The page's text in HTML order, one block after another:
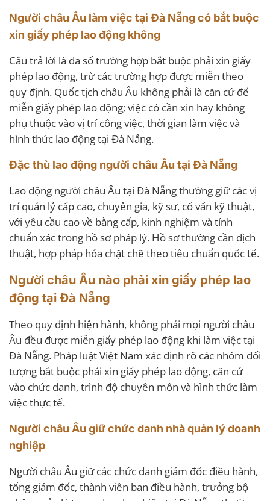
Người châu Âu làm việc tại Đà Nẵng có bắt buộc
xin giấy phép lao động không
Câu trả lời là đa số trường hợp bắt buộc phải xin giấy
phép lao động, trừ các trường hợp được miễn theo
quy định. Quốc tịch châu Âu không phải là căn cứ để
miễn giấy phép lao động; việc có cần xin hay không
phụ thuộc vào vị trí công việc, thời gian làm việc và
hình thức lao động tại Đà Nẵng.
Đặc thù lao động người châu Âu tại Đà Nẵng
Lao động người châu Âu tại Đà Nẵng thường giữ các vị
trí quản lý cấp cao, chuyên gia, kỹ sư, cố vấn kỹ thuật,
với yêu cầu cao về bằng cấp, kinh nghiệm và tính
chuẩn xác trong hồ sơ pháp lý. Hồ sơ thường cần dịch
thuật, hợp pháp hóa chặt chẽ theo tiêu chuẩn quốc tế.
Người châu Âu nào phải xin giấy phép lao
động tại Đà Nẵng
Theo quy định hiện hành, không phải mọi người châu
Âu đều được miễn giấy phép lao động khi làm việc tại
Đà Nẵng. Pháp luật Việt Nam xác định rõ các nhóm đối
tượng bắt buộc phải xin giấy phép lao động, căn cứ
vào chức danh, trình độ chuyên môn và hình thức làm
việc thực tế.
Người châu Âu giữ chức danh nhà quản lý doanh
nghiệp
Người châu Âu giữ các chức danh giám đốc điều hành,
tổng giám đốc, thành viên ban điều hành, trưởng bộ